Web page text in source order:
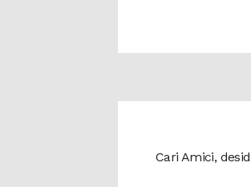
Cari Amici,